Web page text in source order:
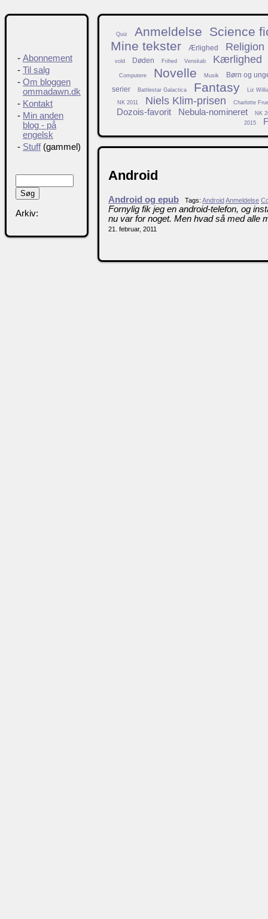
Quiz Anmeldelse
Science
Mine tekster
Ærlighed Religion
vold Døden Frihed Venskab Kærlighed
Computere Novelle Musik
Børn og
serier
Battlestar Galactica Fantasy Liz
NK 2011 Niels Klim-prisen Charlotte
Dozois-favorit Nebula-nomineret
NK
2015
Android
Android og epub Tags: AndroidAnmeldelse
Fornylig fik jeg en android-telefon, og
nu var for noget. Men hvad så med alle
21. februar, 2011
- Abonnement
- Til salg
- Om bloggen
ommadawn.dk
- Kontakt
- Min anden
blog - på
engelsk
- Stuff(gammel)
Arkiv: